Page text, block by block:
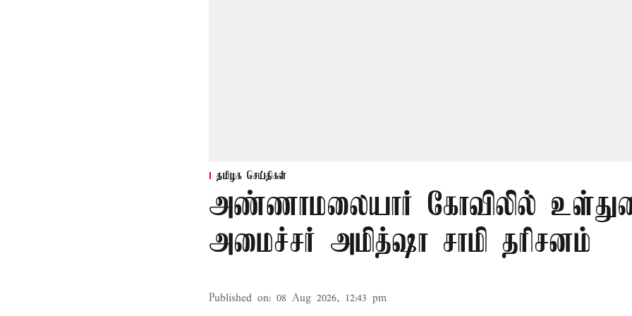
தமிழக செய்திகள்
அண்ணாமலையார் கோவிலில்
அமைச்சர் அமித்ஷா சாமி தரிசனம்
Published on: 08 Aug 2026, 12:43 pm